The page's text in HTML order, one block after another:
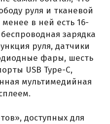
руля и тканевой
в ней есть 16-
зарядка
руля, датчики
фары, шесть
USB Type-C,
мультимедийная
доступных для